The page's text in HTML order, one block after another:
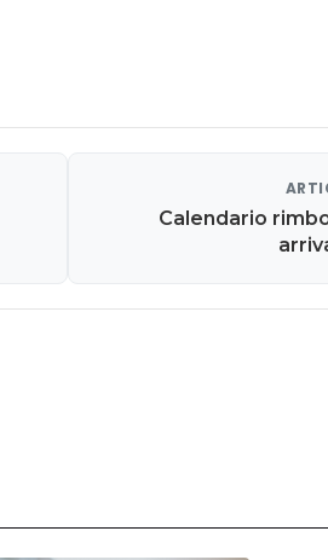
Calendario